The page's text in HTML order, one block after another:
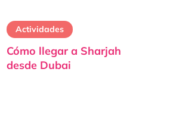
Actividades
Cómo llegar a Sharjah
desde Dubai